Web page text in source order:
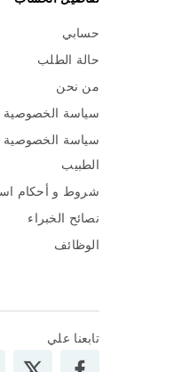
حسابي
حالة الطلب
من نحن
سياسة الخصوصية
سياسة الخصوصية
الطبيب
شروط و أحكام
نصائح الخبراء
الوظائف
تابعنا علي